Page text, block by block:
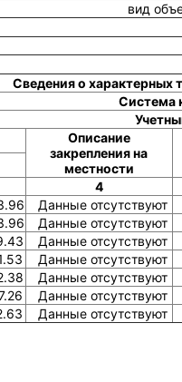
вид
Сведения о характерных
Система
Описание
закрепления на
местности
4
Данные отсутствуют
Данные отсутствуют
Данные отсутствуют
Данные отсутствуют
Данные отсутствуют
Данные отсутствуют
Данные отсутствуют